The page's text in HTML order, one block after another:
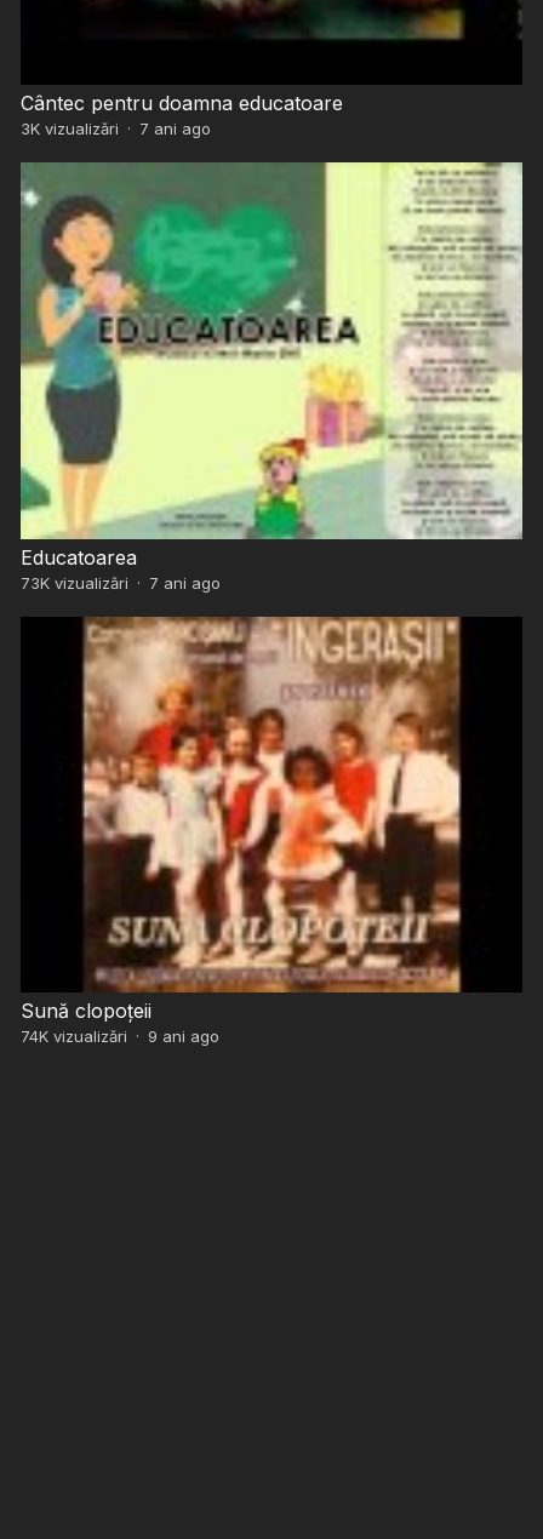
Cântec pentru doamna educatoare
3Kvizualizări · 7 ani ago
Educatoarea
73Kvizualizări · 7 ani ago
Sună clopoțeii
74Kvizualizări · 9 ani ago